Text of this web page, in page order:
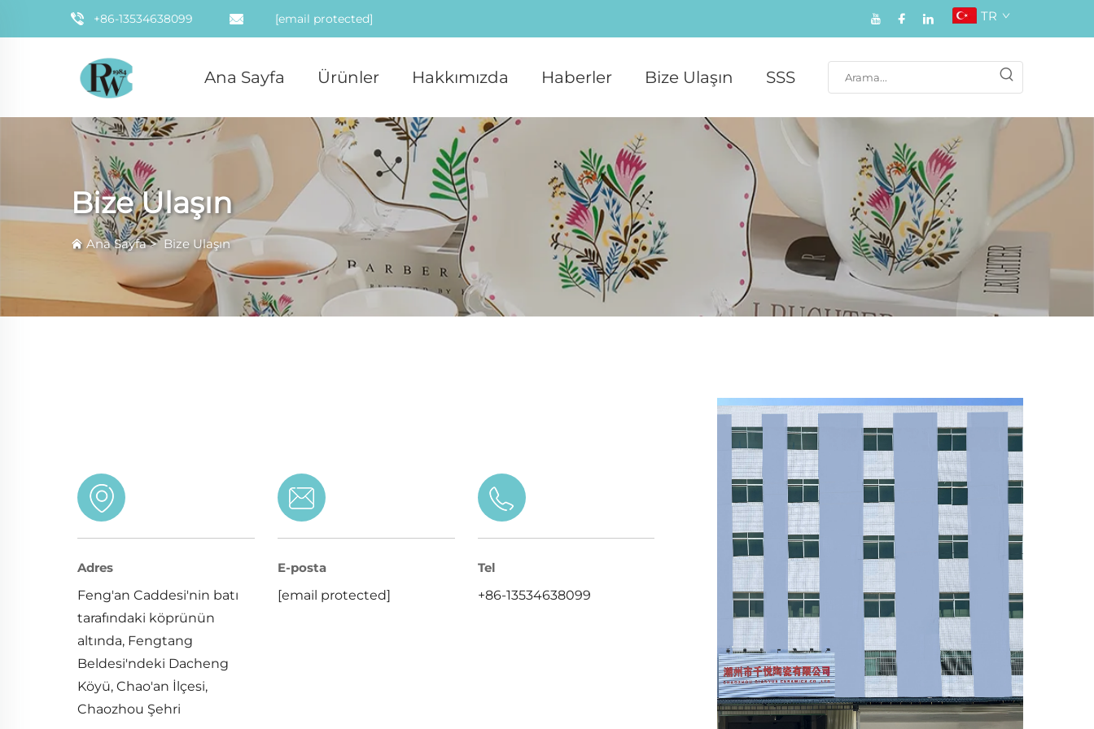
+86-13534638099 [email protected] TR
Ana Sayfa Ürünler Hakkımızda Haberler Bize Ulaşın SSS
Bize Ulaşın
Ana Sayfa> Bize Ulaşın
Adres
Feng'an Caddesi'nin batı
tarafındaki köprünün
altında, Fengtang
Beldesi'ndeki Dacheng
Köyü, Chao'an İlçesi,
Chaozhou Şehri
E-posta
[email protected]
Tel
+86-13534638099